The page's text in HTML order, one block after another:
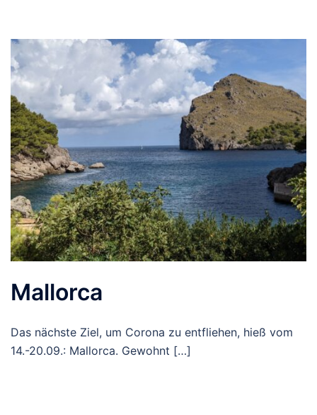
Mallorca
Das nächste Ziel, um Corona zu entfliehen, hieß vom
14.-20.09.: Mallorca. Gewohnt […]